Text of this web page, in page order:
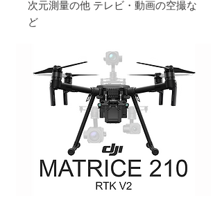
次元測量の他 テレビ・動画の空撮な
ど